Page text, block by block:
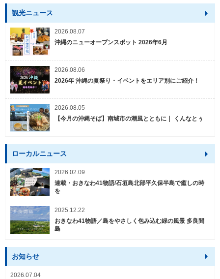
観光ニュース
2026.08.07
沖縄のニューオープンスポット 2026年6月
2026.08.06
2026年 沖縄の夏祭り・イベントをエリア別にご紹介！
2026.08.05
【今月の沖縄そば】南城市の潮風とともに｜ くんなとぅ
ローカルニュース
2026.02.09
連載・おきなわ41物語/石垣島北部平久保半島で癒しの時
を
2025.12.22
おきなわ41物語／島をやさしく包み込む緑の風景 多良間
島
お知らせ
2026.07.04